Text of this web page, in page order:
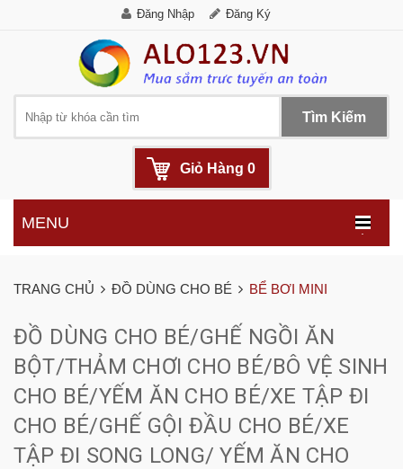
Đăng Nhập Đăng Ký
Tìm Kiếm
Giỏ Hàng 0
.
MENU
TRANG CHỦ ĐỒ DÙNG CHO BÉ BỂ BƠI MINI
ĐỒ DÙNG CHO BÉ/GHẾ NGỒI ĂN
BỘT/THẢM CHƠI CHO BÉ/BÔ VỆ SINH
CHO BÉ/YẾM ĂN CHO BÉ/XE TẬP ĐI
CHO BÉ/GHẾ GỘI ĐẦU CHO BÉ/XE
TẬP ĐI SONG LONG/ YẾM ĂN CHO